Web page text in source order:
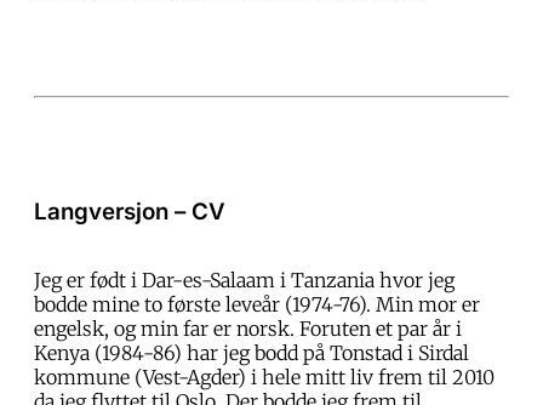
Langversjon – CV
Jeg er født i Dar-es-Salaam i Tanzania hvor jeg
bodde mine to første leveår (1974-76). Min mor er
engelsk, og min far er norsk. Foruten et par år i
Kenya (1984-86) har jeg bodd på Tonstad i Sirdal
kommune (Vest-Agder) i hele mitt liv frem til 2010